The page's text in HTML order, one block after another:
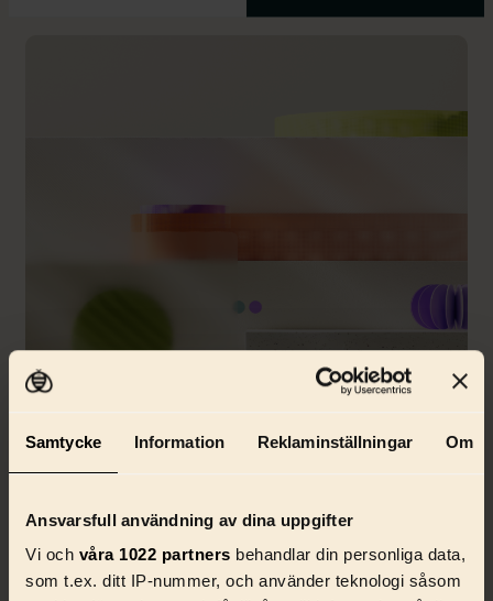
Samtycke Information Reklaminställningar Om
Ansvarsfull användning av dina uppgifter
Vi och våra 1022 partners behandlar din personliga data,
som t.ex. ditt IP-nummer, och använder teknologi såsom
Curious but not convinced?
Our mix of smart tech and creative experts